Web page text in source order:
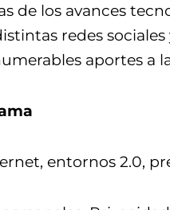
de los avances
redes
aportes a
entornos 2.0,